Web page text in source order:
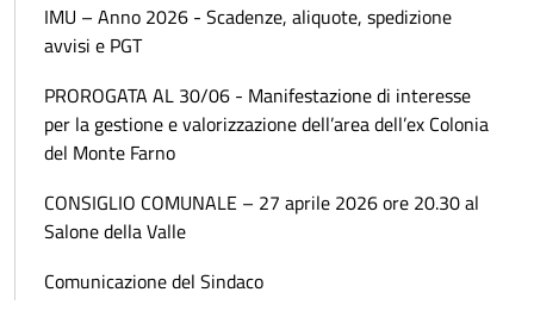
IMU – Anno 2026 - Scadenze, aliquote, spedizione
avvisi e PGT
PROROGATA AL 30/06 - Manifestazione di interesse
per la gestione e valorizzazione dell’area dell’ex Colonia
del Monte Farno
CONSIGLIO COMUNALE – 27 aprile 2026 ore 20.30 al
Salone della Valle
Comunicazione del Sindaco